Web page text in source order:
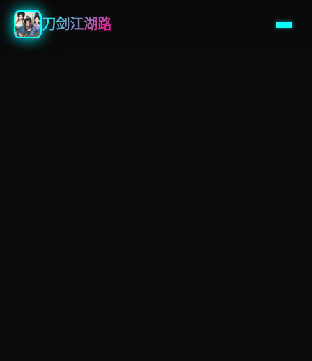
刀剑江湖路